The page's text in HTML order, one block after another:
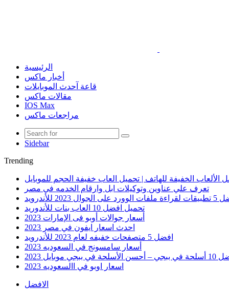
الرئيسية
أخبار ماكس
قاعة آحدث الموبايلات
مقالات ماكس
IOS Max
مراجعات ماكس
Sidebar
Trending
الألعاب الخفيفة للهاتف | تحميل العاب خفيفة الحجم للموبايل
تعرف علي عناوين وتوكيلات ابل وارقام الخدمه في مصر
على الجوال 2023 للأندرويد
تحميل افضل 10 العاب بنات للأندوريد
أسعار جوالات أوبو فى الإمارات 2023
احدث اسعار ايفون في مصر 2023
افضل 5 متصفحات خفيفه لعام 2023 للأندرويد
أسعار سامسونج في السعوديه 2023
الأسلحة في ببجي موبايل 2023
اسعار اوبو في االسعوديه 2023
الافضل